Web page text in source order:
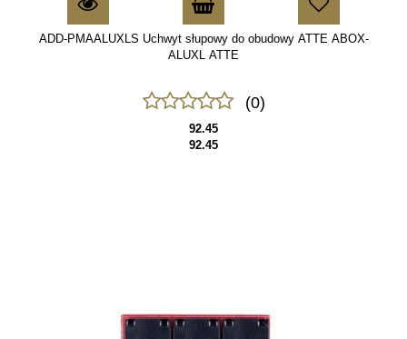
ADD-PMAALUXLS Uchwyt słupowy do obudowy ATTE ABOX-
ALUXL ATTE
(0)
92.45
92.45